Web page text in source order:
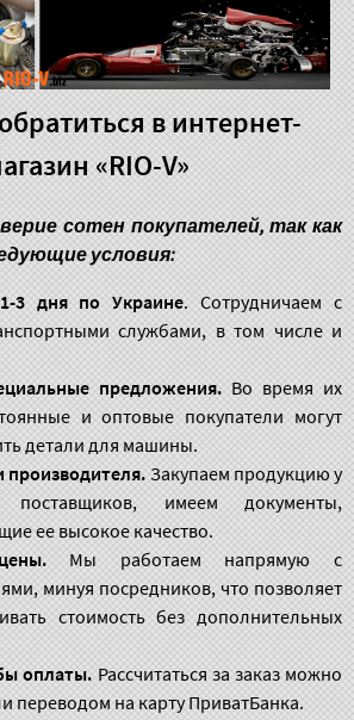
в интернет-
«RIO-V»
сотен покупателей, так как
условия:
3 дня по Украине. Сотрудничаем с
службами, в том числе и
предложения.Во время их
и оптовые покупатели могут
детали для машины.
производителя.Закупаем продукцию у
поставщиков, имеем документы,
ее высокое качество.
Мы работаем напрямую с
минуя посредников, что позволяет
стоимость без дополнительных
оплаты.Рассчитаться за заказ можно
переводом на карту ПриватБанка.